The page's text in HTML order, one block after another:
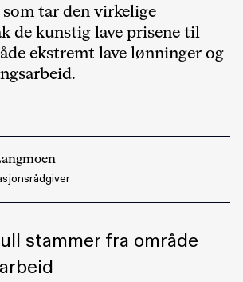
som tar den virkelige
de kunstig lave prisene til
ekstremt lave lønninger og
stammer fra område